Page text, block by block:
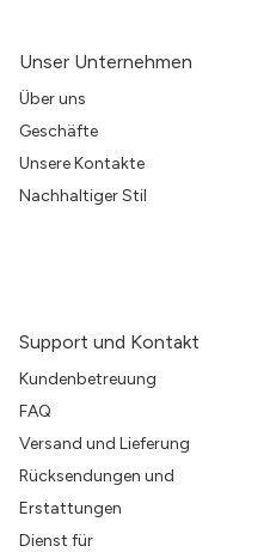
Unser Unternehmen
Über uns
Geschäfte
Unsere Kontakte
Nachhaltiger Stil
Support und Kontakt
Kundenbetreuung
FAQ
Versand und Lieferung
Rücksendungen und
Erstattungen
Dienst für